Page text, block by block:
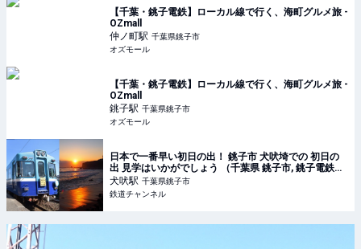
【千葉・銚子電鉄】ローカル線で行く、海町グルメ旅 -
OZmall
仲ノ町駅 千葉県銚子市
オズモール
【千葉・銚子電鉄】ローカル線で行く、海町グルメ旅 -
OZmall
銚子駅 千葉県銚子市
オズモール
日本で一番早い初日の出！ 銚子市 犬吠埼での 初日の
出 見学はいかがでしょう （千葉県 銚子市, 銚子電鉄）
| 鉄道ニュース | 鉄道チャンネル
犬吠駅 千葉県銚子市
鉄道チャンネル